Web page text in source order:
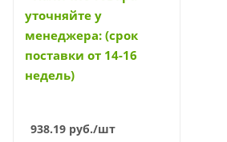
уточняйте у
менеджера: (срок
поставки от 14-16
недель)
938.19 руб./шт